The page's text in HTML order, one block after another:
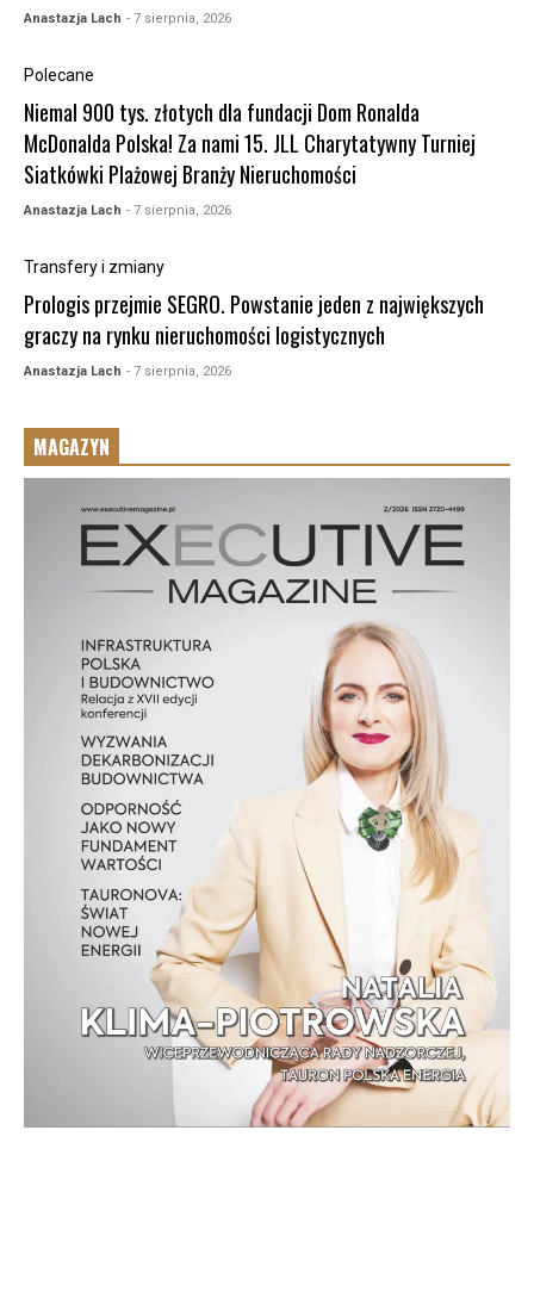
Anastazja Lach - 7 sierpnia, 2026
Polecane
Niemal 900 tys. złotych dla fundacji Dom Ronalda
McDonalda Polska! Za nami 15. JLL Charytatywny Turniej
Siatkówki Plażowej Branży Nieruchomości
Anastazja Lach - 7 sierpnia, 2026
Transfery i zmiany
Prologis przejmie SEGRO. Powstanie jeden z największych
graczy na rynku nieruchomości logistycznych
Anastazja Lach - 7 sierpnia, 2026
MAGAZYN